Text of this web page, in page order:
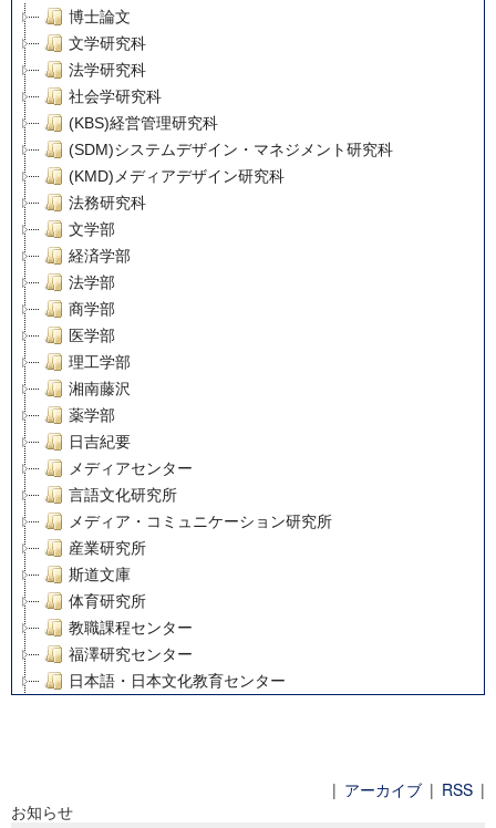
博士論文
文学研究科
法学研究科
社会学研究科
(KBS)経営管理研究科
(SDM)システムデザイン・マネジメント研究科
(KMD)メディアデザイン研究科
法務研究科
文学部
経済学部
法学部
商学部
医学部
理工学部
湘南藤沢
薬学部
日吉紀要
メディアセンター
言語文化研究所
メディア・コミュニケーション研究所
産業研究所
斯道文庫
体育研究所
教職課程センター
福澤研究センター
日本語・日本文化教育センター
グローバルリサーチインスティテュート
塾内助成報告書
| アーカイブ | RSS |
お知らせ